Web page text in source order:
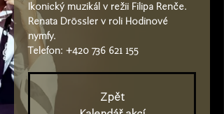
Ikonický muzikál v režii Filipa Renče.
Renata Drössler v roli Hodinové
nymfy.
Telefon: +420 736 621 155
Zpět